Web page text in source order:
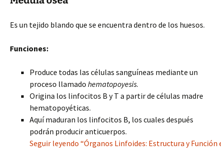
Es un tejido blando que se encuentra dentro de los huesos.
Funciones:
Produce todas las células sanguíneas mediante un
proceso llamado hematopoyesis.
Origina los linfocitos B y T a partir de células madre
hematopoyéticas.
Aquí maduran los linfocitos B, los cuales después
podrán producir anticuerpos.
Seguir leyendo “Órganos Linfoides: Estructura y